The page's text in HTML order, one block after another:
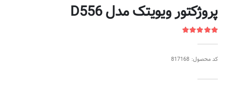
پروژکتور ویویتک مدل D556
کد محصول: 817168